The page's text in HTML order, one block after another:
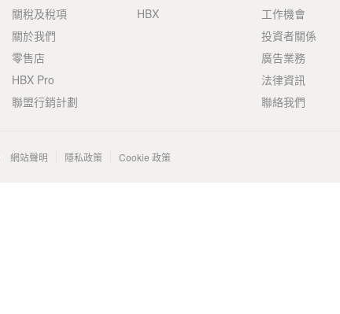
關稅及稅項
關於我們
零售店
HBX Pro
聯盟行銷計劃
HBX
工作機會
投資者關係
廣告業務
法律資訊
聯絡我們
網站聲明 隱私政策 Cookie 政策